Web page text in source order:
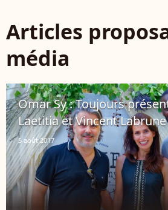
Articles
média
Omar Sy : Toujours
Laetitia et Vincent
5 août 2017